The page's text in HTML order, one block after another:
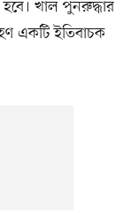
খাল পুনরুদ্ধার
একটি ইতিবাচক